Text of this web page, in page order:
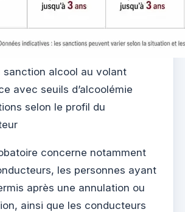
sanction alcool au volant
avec seuils d’alcoolémie
selon le profil du
concerne notamment
les personnes ayant
après une annulation ou
ainsi que les conducteurs